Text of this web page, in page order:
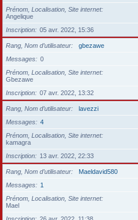
Prénom, Localisation, Site internet
Angelique
Inscription
05 avr. 2022, 15:36
Rang, Nom d’utilisateur
gbezawe
Messages
0
Prénom, Localisation, Site internet
Gbezawe
Inscription
07 avr. 2022, 13:32
Rang, Nom d’utilisateur
lavezzi
Messages
4
Prénom, Localisation, Site internet
kamagra
Inscription
13 avr. 2022, 22:33
Rang, Nom d’utilisateur
Maeldavid580
Messages
1
Prénom, Localisation, Site internet
Mael